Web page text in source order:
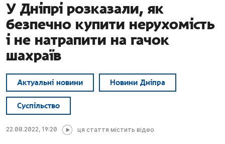
У Дніпрі розказали, як
безпечно купити нерухомість
і не натрапити на гачок
шахраїв
Актуальні новини Новини Дніпра
Суспільство
22.08.2022, 19:20 ця стаття містить відео